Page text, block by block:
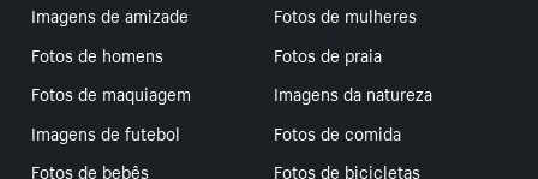
Imagens de amizade
Fotos de mulheres
Fotos de homens
Fotos de praia
Fotos de maquiagem
Imagens da natureza
Imagens de futebol
Fotos de comida
Fotos de bebês
Fotos de bicicletas